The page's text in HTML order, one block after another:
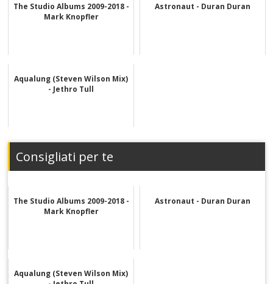
The Studio Albums 2009-2018 -
Mark Knopfler
Astronaut - Duran Duran
Aqualung (Steven Wilson Mix)
- Jethro Tull
Consigliati per te
The Studio Albums 2009-2018 -
Mark Knopfler
Astronaut - Duran Duran
Aqualung (Steven Wilson Mix)